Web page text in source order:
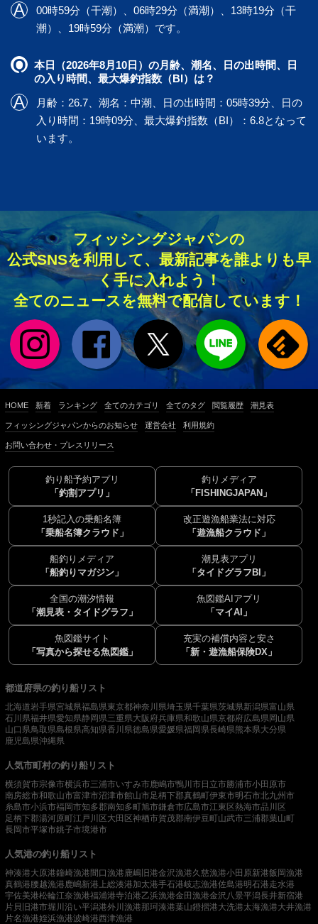
00時59分（干潮）、06時29分（満潮）、13時19分（干
潮）、19時59分（満潮）です。
本日（2026年8月10日）の月齢、潮名、日の出時間、日
の入り時間、最大爆釣指数（BI）は？
月齢：26.7、潮名：中潮、日の出時間：05時39分、日の
入り時間：19時09分、最大爆釣指数（BI）：6.8となって
います。
フィッシングジャパンの
公式SNSを利用して、最新記事を誰よりも早
く手に入れよう！
全てのニュースを無料で配信しています！
HOME 新着 ランキング 全てのカテゴリ 全てのタグ 閲覧履歴 潮見表
フィッシングジャパンからのお知らせ 運営会社 利用規約
お問い合わせ・プレスリリース
釣り船予約アプリ
「釣割アプリ」
釣りメディア
「FISHINGJAPAN」
1秒記入の乗船名簿
「乗船名簿クラウド」
改正遊漁船業法に対応
「遊漁船クラウド」
船釣りメディア
「船釣りマガジン」
潮見表アプリ
「タイドグラフBI」
全国の潮汐情報
「潮見表・タイドグラフ」
魚図鑑AIアプリ
「マイAI」
魚図鑑サイト
「写真から探せる魚図鑑」
充実の補償内容と安さ
「新・遊漁船保険DX」
都道府県の釣り船リスト
北海道岩手県宮城県福島県東京都神奈川県埼玉県千葉県茨城県新潟県富山県
石川県福井県愛知県静岡県三重県大阪府兵庫県和歌山県京都府広島県岡山県
山口県鳥取県島根県高知県香川県徳島県愛媛県福岡県長崎県熊本県大分県
鹿児島県沖縄県
人気市町村の釣り船リスト
横須賀市宗像市横浜市三浦市いすみ市鹿嶋市鴨川市日立市勝浦市小田原市
南房総市和歌山市富津市沼津市館山市足柄下郡真鶴町伊東市明石市北九州市
糸島市小浜市福岡市知多郡南知多町旭市鎌倉市広島市江東区熱海市品川区
足柄下郡湯河原町江戸川区大田区神栖市賀茂郡南伊豆町山武市三浦郡葉山町
長岡市平塚市銚子市境港市
人気港の釣り船リスト
神湊港大原港鐘崎漁港間口漁港 鹿嶋旧港金沢漁港久慈漁港小田原新港飯岡漁港
真鶴港腰越漁港 鹿嶋新港 上総湊港加太港手石港岐志漁港佐島港明石港走水港
宇佐美港松輪江奈漁港福浦港寺泊港乙浜漁港金田漁港金沢八景平潟長井新宿港
片貝旧港市堀川沿い平潟港外川漁港那珂湊港葉山鐙摺港大洗港太海漁港大井漁港
片名漁港姪浜漁港波崎港西津漁港